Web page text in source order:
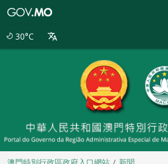
30°C